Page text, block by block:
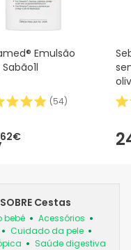
Emulsão
(54)
62€
Cestas
bebé
Acessórios
Cuidado da pele
Saúde digestiva